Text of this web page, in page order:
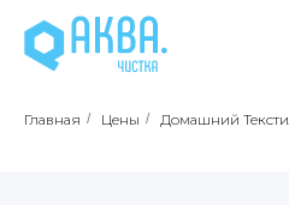
Главная / Цены / Домашний